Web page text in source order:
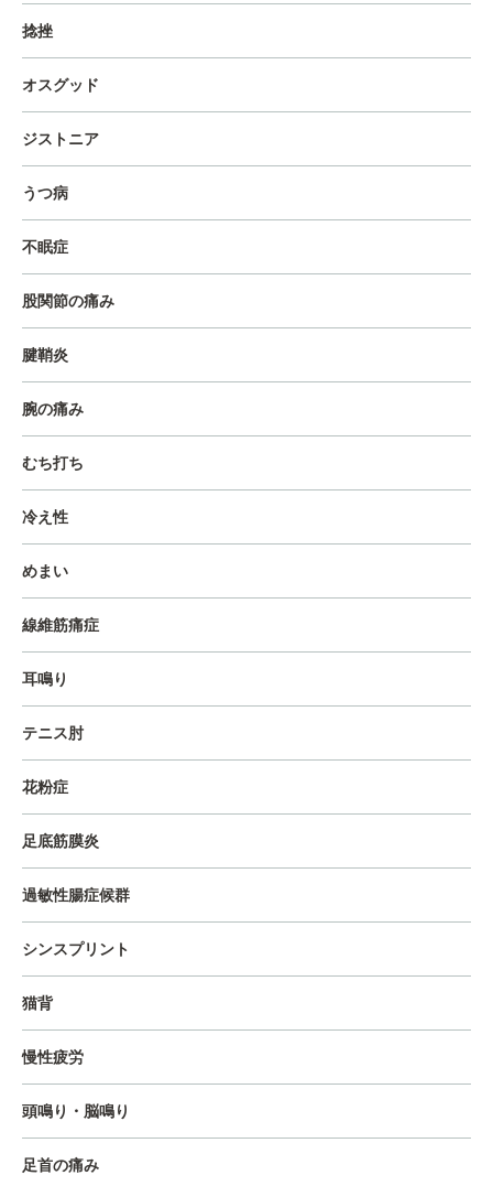
捻挫
オスグッド
ジストニア
うつ病
不眠症
股関節の痛み
腱鞘炎
腕の痛み
むち打ち
冷え性
めまい
線維筋痛症
耳鳴り
テニス肘
花粉症
足底筋膜炎
過敏性腸症候群
シンスプリント
猫背
慢性疲労
頭鳴り・脳鳴り
足首の痛み